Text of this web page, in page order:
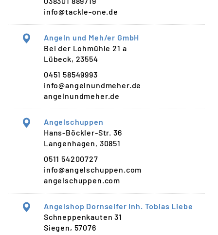
info@tackle-one.de
Angeln und Meh/er GmbH
Bei der Lohmühle 21 a
Lübeck, 23554
0451 58549993
info@angelnundmeher.de
angelnundmeher.de
Angelschuppen
Hans-Böckler-Str. 36
Langenhagen, 30851
0511 54200727
info@angelschuppen.com
angelschuppen.com
Angelshop Dornseifer Inh. Tobias Liebe
Schneppenkauten 31
Siegen, 57076